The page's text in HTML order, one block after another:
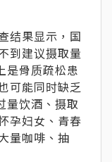
结果显示，国
到建议摄取量
是骨质疏松患
可能同时缺乏
量饮酒、摄取
孕妇女、青春
量咖啡、抽